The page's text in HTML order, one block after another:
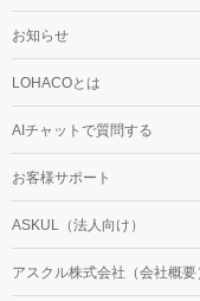
お知らせ
LOHACOとは
AIチャットで質問する
お客様サポート
ASKUL（法人向け）
アスクル株式会社（会社概要